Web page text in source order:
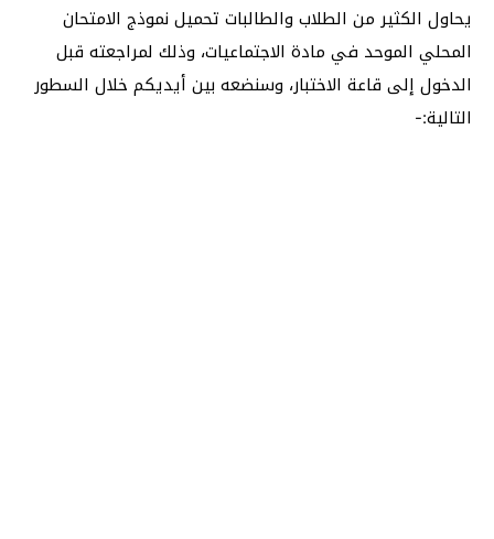
يحاول الكثير من الطلاب والطالبات تحميل نموذج الامتحان
المحلي الموحد في مادة الاجتماعيات، وذلك لمراجعته قبل
الدخول إلى قاعة الاختبار، وسنضعه بين أيديكم خلال السطور
التالية:-